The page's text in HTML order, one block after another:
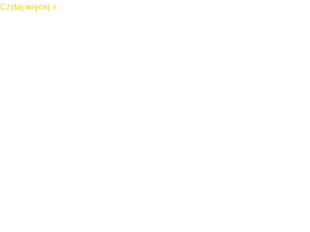
Czytaj więcej »